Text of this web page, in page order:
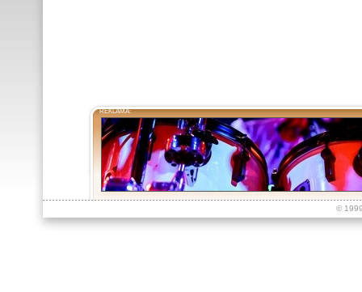
REKLAMA:
©